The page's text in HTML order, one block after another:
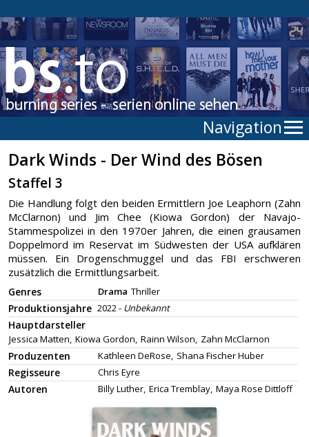
Navigation
Dark Winds - Der Wind des Bösen
Staffel 3
Die Handlung folgt den beiden Ermittlern Joe Leaphorn (Zahn
McClarnon) und Jim Chee (Kiowa Gordon) der Navajo-
Stammespolizei in den 1970er Jahren, die einen grausamen
Doppelmord im Reservat im Südwesten der USA aufklären
müssen. Ein Drogenschmuggel und das FBI erschweren
zusätzlich die Ermittlungsarbeit.
Genres Drama Thriller
Produktionsjahre 2022 - Unbekannt
Hauptdarsteller
Jessica Matten, Kiowa Gordon, Rainn Wilson, Zahn McClarnon
Produzenten Kathleen DeRose, Shana Fischer Huber
Regisseure Chris Eyre
Autoren Billy Luther, Erica Tremblay, Maya Rose Dittloff